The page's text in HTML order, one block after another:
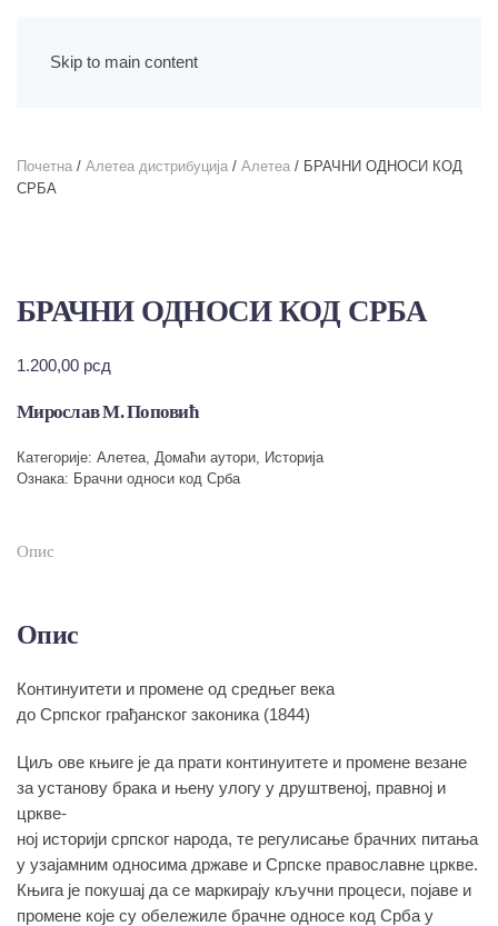
Skip to main content
Почетна / Алетеа дистрибуција / Алетеа / БРАЧНИ ОДНОСИ КОД
СРБА
БРАЧНИ ОДНОСИ КОД СРБА
1.200,00 рсд
Мирослав М. Поповић
Категорије: Алетеа, Домаћи аутори, Историја
Ознака: Брачни односи код Срба
Опис
Опис
Континуитети и промене од средњег века
до Српског грађанског законика (1844)
Циљ ове књиге је да прати континуитете и промене везане
за установу брака и њену улогу у друштвеној, правној и
цркве-
ној историји српског народа, те регулисање брачних питања
у узајамним односима државе и Српске православне цркве.
Књига је покушај да се маркирају кључни процеси, појаве и
промене које су обележиле брачне односе код Срба у